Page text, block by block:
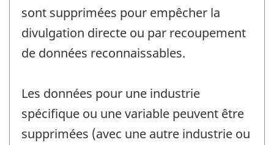
sont supprimées pour empêcher la
divulgation directe ou par recoupement
de données reconnaissables.
Les données pour une industrie
spécifique ou une variable peuvent être
supprimées (avec une autre industrie ou